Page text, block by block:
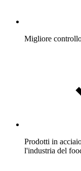
Migliore
Prodotti in
l'industria del